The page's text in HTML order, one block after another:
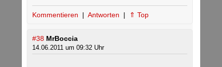
Kommentieren | Antworten | ⇑ Top
#38 MrBoccia
14.06.2011 um 09:32 Uhr